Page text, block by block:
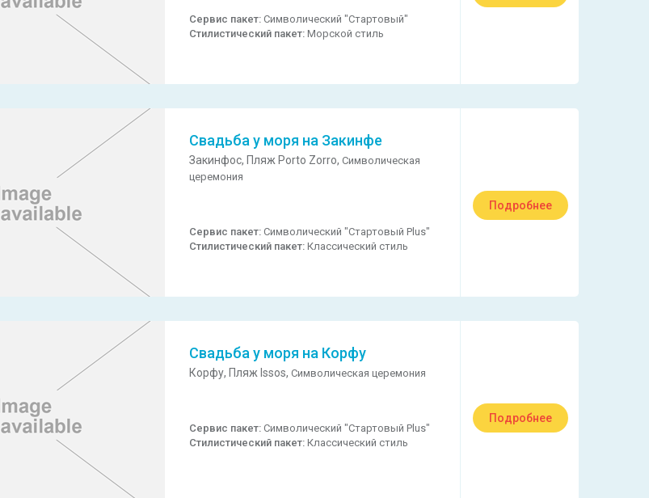
Сервис пакет:Символический "Стартовый"
Стилистический пакет:Морской стиль
Свадьба у моря на Закинфе
Закинфос, Пляж Porto Zorro,Символическая
церемония
Сервис пакет:Символический "Стартовый Plus"
Стилистический пакет:Классический стиль
Подробнее
Свадьба у моря на Корфу
Корфу, Пляж Issos,Символическая церемония
Сервис пакет:Символический "Стартовый Plus"
Стилистический пакет:Классический стиль
Подробнее